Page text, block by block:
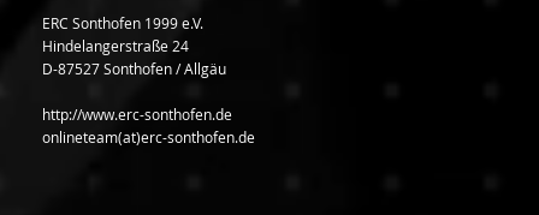
ERC Sonthofen 1999 e.V.
Hindelangerstraße 24
D-87527 Sonthofen / Allgäu
http://www.erc-sonthofen.de
onlineteam(at)erc-sonthofen.de